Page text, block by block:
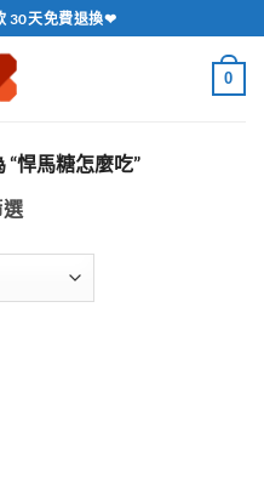
30天免費退換❤
0
“悍馬糖怎麼吃”